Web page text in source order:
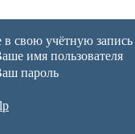
свою учётную запись
имя пользователя
пароль